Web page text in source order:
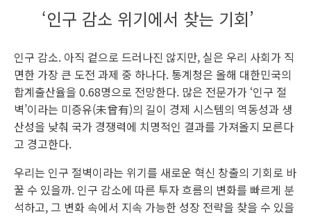
‘인구 감소 위기에서 찾는 기회’
인구 감소. 아직 겉으로 드러나진 않지만, 실은 우리 사회가 직
면한 가장 큰 도전 과제 중 하나다. 통계청은 올해 대한민국의
합계출산율을 0.68명으로 전망한다. 많은 전문가가 ‘인구 절
벽’이라는 미증유(未曾有)의 길이 경제 시스템의 역동성과 생
산성을 낮춰 국가 경쟁력에 치명적인 결과를 가져올지 모른다
고 경고한다.
우리는 인구 절벽이라는 위기를 새로운 혁신 창출의 기회로 바
꿀 수 있을까. 인구 감소에 따른 투자 흐름의 변화를 빠르게 분
석하고, 그 변화 속에서 지속 가능한 성장 전략을 찾을 수 있을